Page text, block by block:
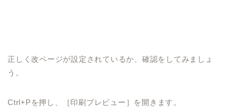
正しく改ページが設定されているか、確認をしてみましょ
う。
Ctrl+Pを押し、［印刷プレビュー］を開きます。